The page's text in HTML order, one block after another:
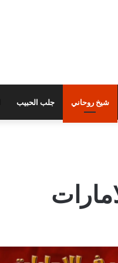
شيخ روحاني جلب الحبيب